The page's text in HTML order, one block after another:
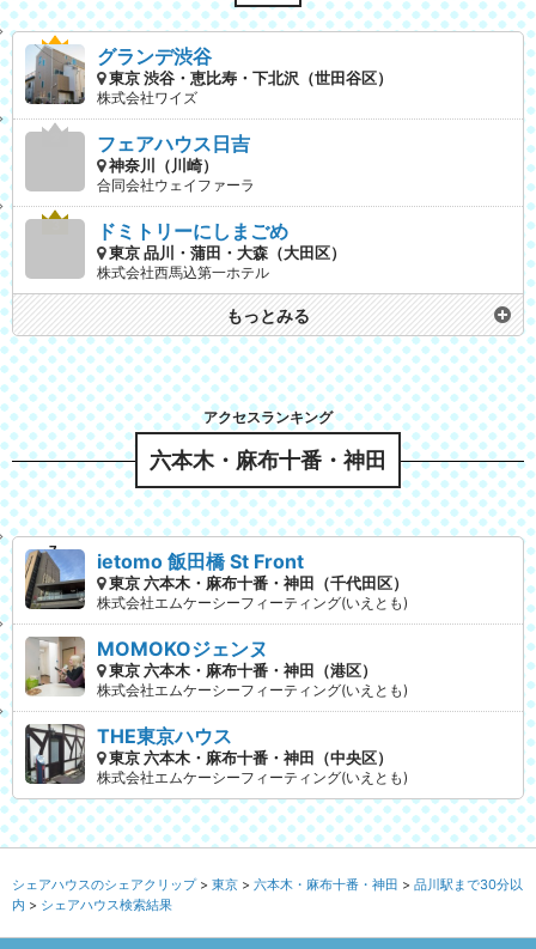
グランデ渋谷
東京 渋谷・恵比寿・下北沢（世田谷区）
株式会社ワイズ
フェアハウス日吉
神奈川（川崎）
合同会社ウェイファーラ
ドミトリーにしまごめ
東京 品川・蒲田・大森（大田区）
株式会社西馬込第一ホテル
もっとみる
六本木・麻布十番・神田
ietomo 飯田橋 St Front
東京 六本木・麻布十番・神田（千代田区）
株式会社エムケーシーフィーティング(いえとも)
MOMOKOジェンヌ
東京 六本木・麻布十番・神田（港区）
株式会社エムケーシーフィーティング(いえとも)
THE東京ハウス
東京 六本木・麻布十番・神田（中央区）
株式会社エムケーシーフィーティング(いえとも)
シェアハウスのシェアクリップ 東京 六本木・麻布十番・神田
品川駅まで30分以
内
シェアハウス検索結果